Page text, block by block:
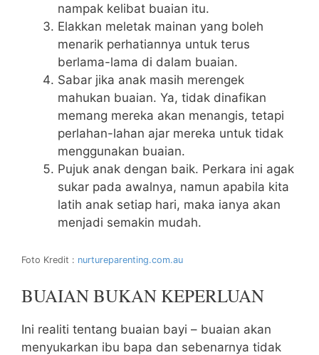
nampak kelibat buaian itu.
Elakkan meletak mainan yang boleh
menarik perhatiannya untuk terus
berlama-lama di dalam buaian.
Sabar jika anak masih merengek
mahukan buaian. Ya, tidak dinafikan
memang mereka akan menangis, tetapi
perlahan-lahan ajar mereka untuk tidak
menggunakan buaian.
Pujuk anak dengan baik. Perkara ini agak
sukar pada awalnya, namun apabila kita
latih anak setiap hari, maka ianya akan
menjadi semakin mudah.
Foto Kredit : nurtureparenting.com.au
BUAIAN BUKAN KEPERLUAN
Ini realiti tentang buaian bayi – buaian akan
menyukarkan ibu bapa dan sebenarnya tidak